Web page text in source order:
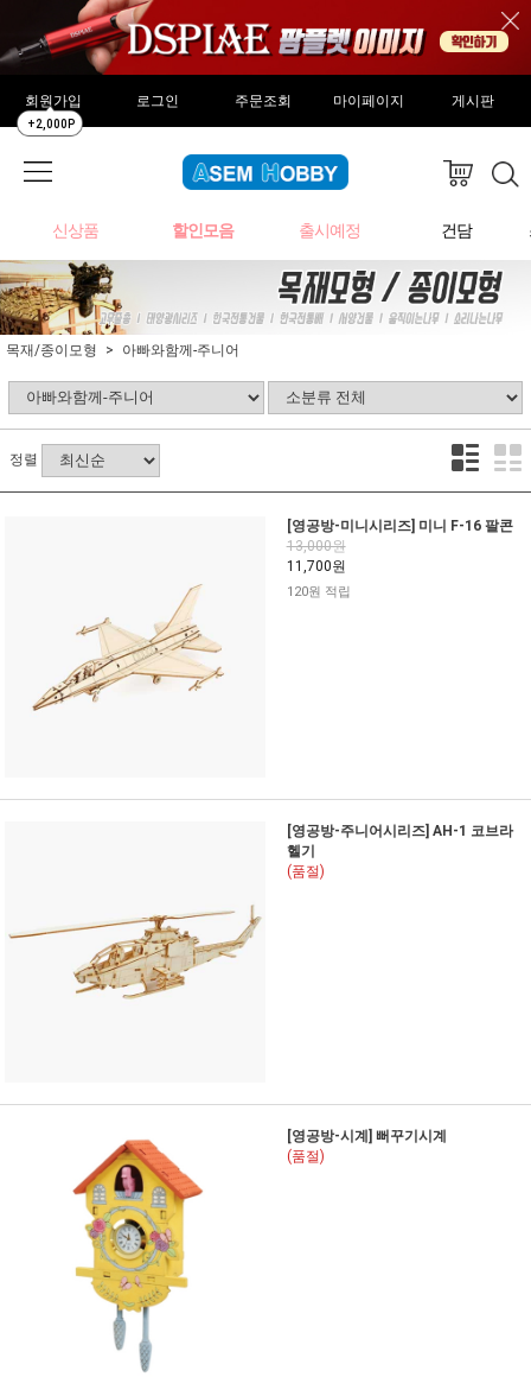
회원가입
+2,000P
로그인 주문조회 마이페이지 게시판
신상품 할인모음 출시예정 건담
목재/종이모형 아빠와함께-주니어
정렬
[영공방-미니시리즈] 미니 F-16 팔콘
13,000원
11,700원
120원 적립
[영공방-주니어시리즈] AH-1 코브라
헬기
(품절)
[영공방-시계] 뻐꾸기시계
(품절)